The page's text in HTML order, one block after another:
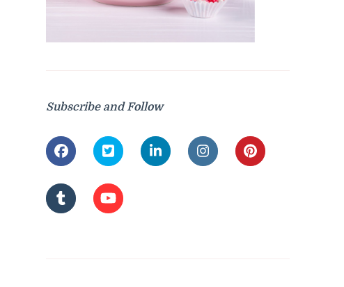
Subscribe and Follow